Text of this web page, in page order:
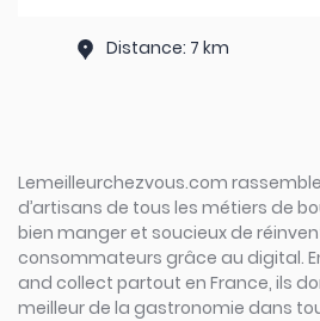
Distance: 7 km
Lemeilleurchezvous.com
d’artisans de tous les métiers de
bien manger et soucieux de
consommateurs grâce au digital.
and collect partout en France, ils
meilleur de la gastronomie dans